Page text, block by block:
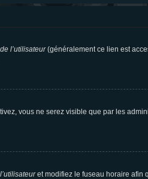
l’utilisateur(généralement ce lien est
vous ne serez visible que par les
et modifiez le fuseau horaire afin